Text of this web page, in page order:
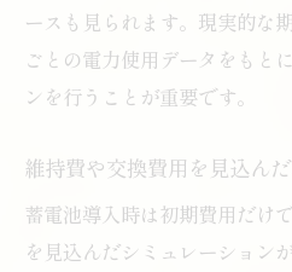
ースも見られます。現実的な
ごとの電力使用データをもと
ンを行うことが重要です。
維持費や交換費用を見込ん
蓄電池導入時は初期費用だけ
を見込んだシミュレーション